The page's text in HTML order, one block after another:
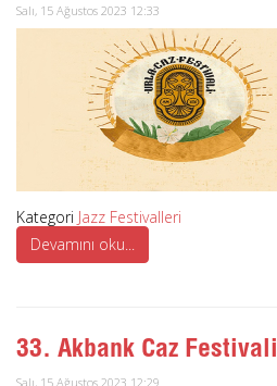
Salı, 15 Ağustos 2023 12:33
Kategori Jazz Festivalleri
Devamını oku...
33. Akbank Caz Festivali
Salı, 15 Ağustos 2023 12:29